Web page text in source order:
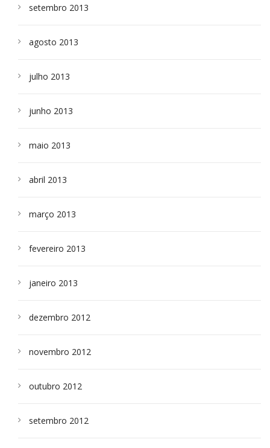
setembro 2013
agosto 2013
julho 2013
junho 2013
maio 2013
abril 2013
março 2013
fevereiro 2013
janeiro 2013
dezembro 2012
novembro 2012
outubro 2012
setembro 2012